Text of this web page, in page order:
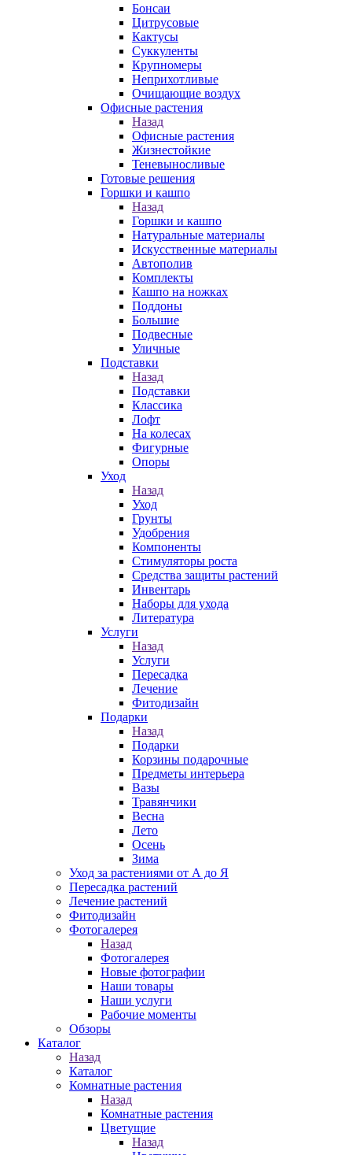
Бонсаи
Цитрусовые
Кактусы
Суккуленты
Крупномеры
Неприхотливые
Очищающие воздух
Офисные растения
Назад
Офисные растения
Жизнестойкие
Теневыносливые
Готовые решения
Горшки и кашпо
Назад
Горшки и кашпо
Натуральные материалы
Искусственные материалы
Автополив
Комплекты
Кашпо на ножках
Поддоны
Большие
Подвесные
Уличные
Подставки
Назад
Подставки
Классика
Лофт
На колесах
Фигурные
Опоры
Уход
Назад
Уход
Грунты
Удобрения
Компоненты
Стимуляторы роста
Средства защиты растений
Инвентарь
Наборы для ухода
Литература
Услуги
Назад
Услуги
Пересадка
Лечение
Фитодизайн
Подарки
Назад
Подарки
Корзины подарочные
Предметы интерьера
Вазы
Травянчики
Весна
Лето
Осень
Зима
Уход за растениями от А до Я
Пересадка растений
Лечение растений
Фитодизайн
Фотогалерея
Назад
Фотогалерея
Новые фотографии
Наши товары
Наши услуги
Рабочие моменты
Обзоры
Каталог
Назад
Каталог
Комнатные растения
Назад
Комнатные растения
Цветущие
Назад